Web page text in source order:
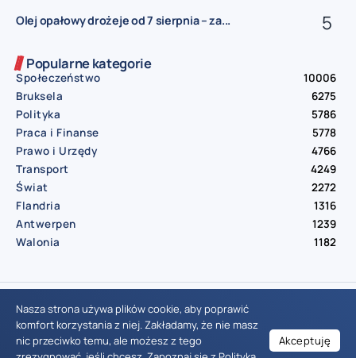
Olej opałowy drożeje od 7 sierpnia – za...
Popularne kategorie
Społeczeństwo
10006
Bruksela
6275
Polityka
5786
Praca i Finanse
5778
Prawo i Urzędy
4766
Transport
4249
Świat
2272
Flandria
1316
Antwerpen
1239
Walonia
1182
© Aktualnosci.be – All Right Reserved 2016-2026
Nasza strona używa plików cookie, aby poprawić
komfort korzystania z niej. Zakładamy, że nie masz
nic przeciwko temu, ale możesz z tego
Akceptuję